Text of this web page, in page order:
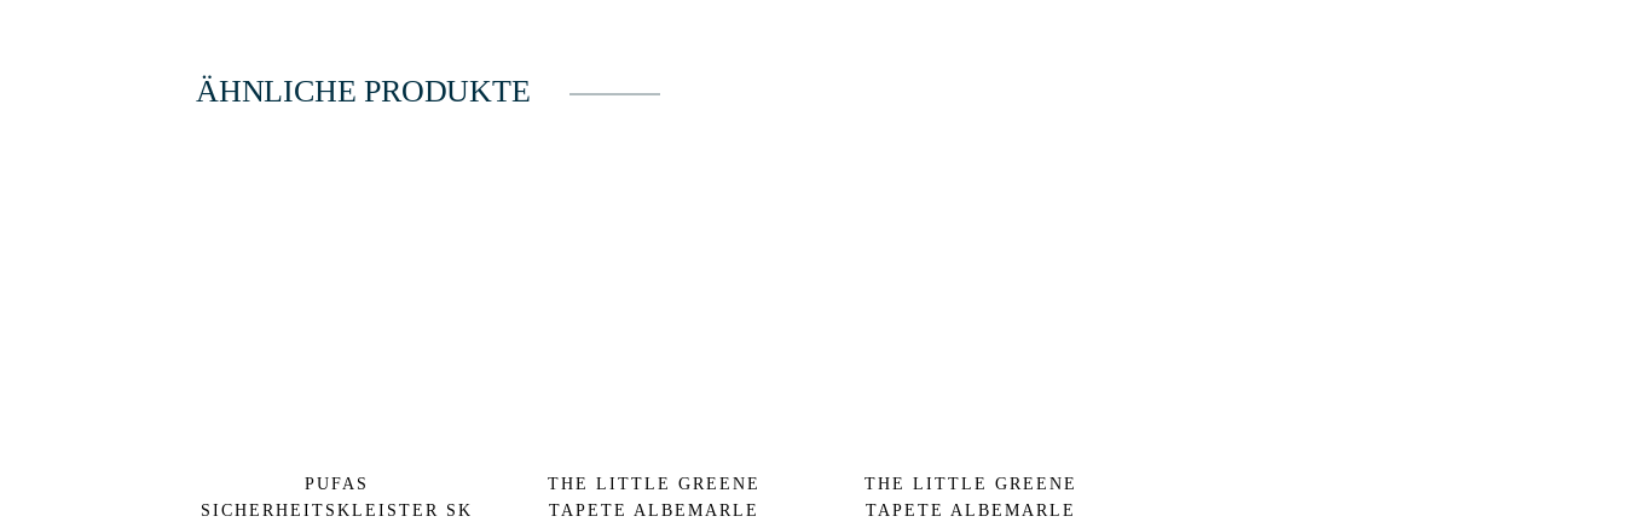
ÄHNLICHE PRODUKTE
PUFAS
SICHERHEITSKLEISTER SK
THE LITTLE GREENE
TAPETE ALBEMARLE
THE LITTLE GREENE
TAPETE ALBEMARLE